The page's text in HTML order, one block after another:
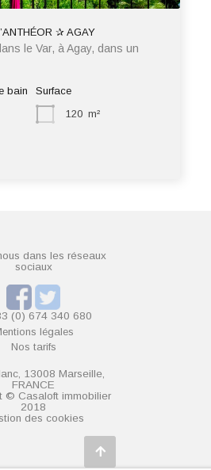
✰ AGAY
le Var, à Agay, dans un
bain
Surface
120 m²
dans les réseaux
sociaux
(0) 674 340 680
légales
Nos tarifs
13008 Marseille,
FRANCE
© Casaloft immobilier
2018
des cookies